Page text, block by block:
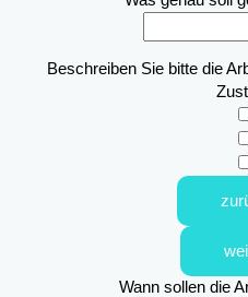
Beschreiben Sie bitte die
Wann sollen die